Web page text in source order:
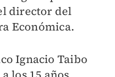
director del
Económica.
Ignacio Taibo